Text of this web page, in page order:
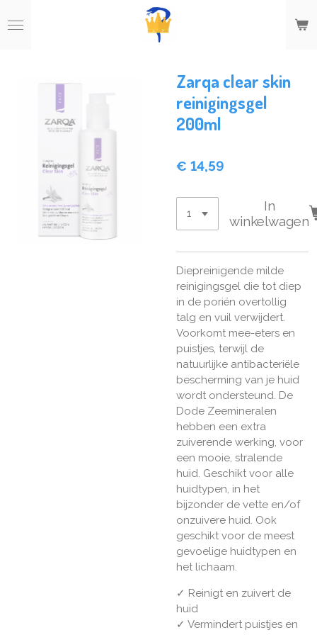
direct
Zarqa clear skin
reinigingsgel
200ml
€ 14,59
In
winkelwagen
Diepreinigende milde
reinigingsgel die tot diep
in de poriën overtollig
talg en vuil verwijdert.
Voorkomt mee-eters en
puistjes, terwijl de
natuurlijke antibacteriële
bescherming van je huid
wordt ondersteund. De
Dode Zeemineralen
hebben een extra
zuiverende werking, voor
een mooie, stralende
huid. Geschikt voor alle
huidtypen, in het
bijzonder de vette en/of
onzuivere huid. Ook
geschikt voor de meest
gevoelige huidtypen en
het lichaam.
✓ Reinigt en zuivert de
huid
✓ Vermindert puistjes en